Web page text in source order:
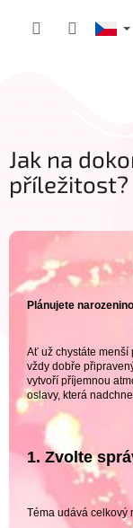
Jak na
příležitost?
Plánujete
Ať už chystáte menší
vždy dobře
vytvoří příjemnou
oslavy, která
1. Zvolte
Téma udává celkový